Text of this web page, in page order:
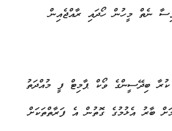
ނެތް މީހުން ހޯދައި ރާއްޖެއިން
ބިދޭސީންގެ ވޯކް ޕާމިޓް ފީ މުއްދަތު
ބާރު އެޅުމުގެ ގޮތުން އެ ފަރާތްތަކަށް